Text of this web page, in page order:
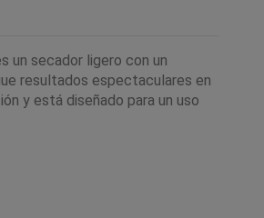
un secador ligero con un
resultados espectaculares en
y está diseñado para un uso